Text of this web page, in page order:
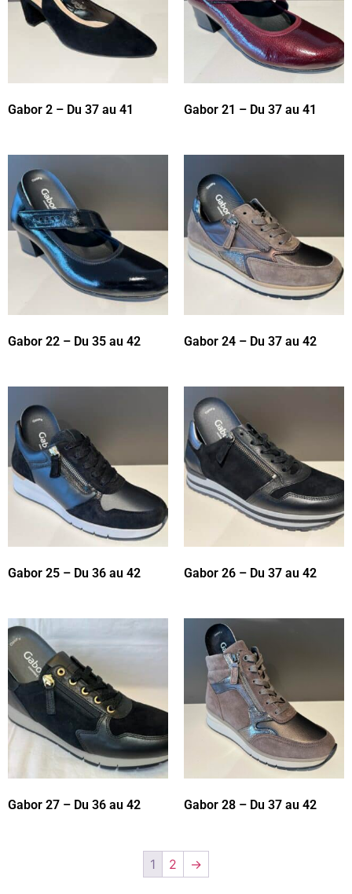
Gabor 2 – Du 37 au 41 Gabor 21 – Du 37 au 41
Gabor 22 – Du 35 au 42 Gabor 24 – Du 37 au 42
Gabor 25 – Du 36 au 42 Gabor 26 – Du 37 au 42
Gabor 27 – Du 36 au 42 Gabor 28 – Du 37 au 42
1 2 →